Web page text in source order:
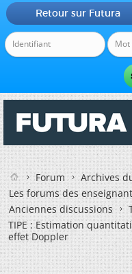
Retour sur Futura
Forum
Archives
Les forums des
Anciennes discussions
TIPE : Estimation
effet Doppler